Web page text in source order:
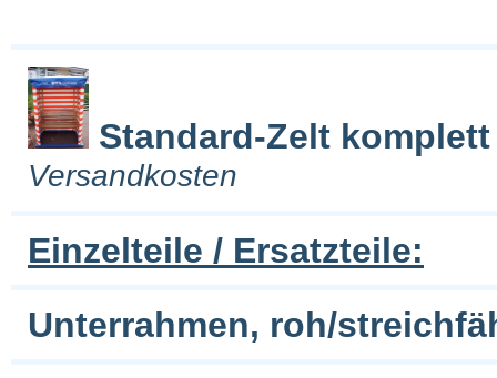
Standard-Zelt
Versandkosten
Einzelteile / Ersatzteile:
Unterrahmen, roh/